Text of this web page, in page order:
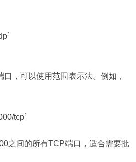
，可以使用范围表示法。例如，
tcp`
之间的所有TCP端口，适合需要批